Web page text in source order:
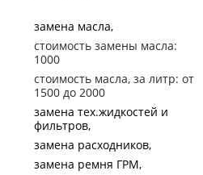
замена масла
стоимость замены масла:
1000
стоимость масла, за литр: от
1500 до 2000
замена тех.жидкостей и
фильтров
замена расходников
замена ремня ГРМ